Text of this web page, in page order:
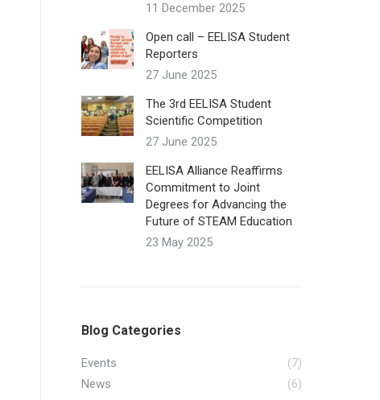
11 December 2025
Open call – EELISA Student
Reporters
27 June 2025
The 3rd EELISA Student
Scientific Competition
27 June 2025
EELISA Alliance Reaffirms
Commitment to Joint
Degrees for Advancing the
Future of STEAM Education
23 May 2025
Blog Categories
Events
(7)
News
(6)